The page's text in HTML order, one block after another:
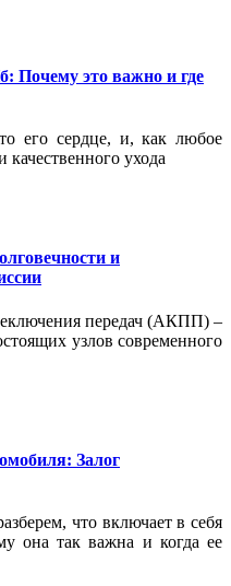
Почему это важно и где
его сердце, и, как любое
качественного ухода
и
передач (АКПП) –
узлов современного
Залог
что включает в себя
она так важна и когда ее